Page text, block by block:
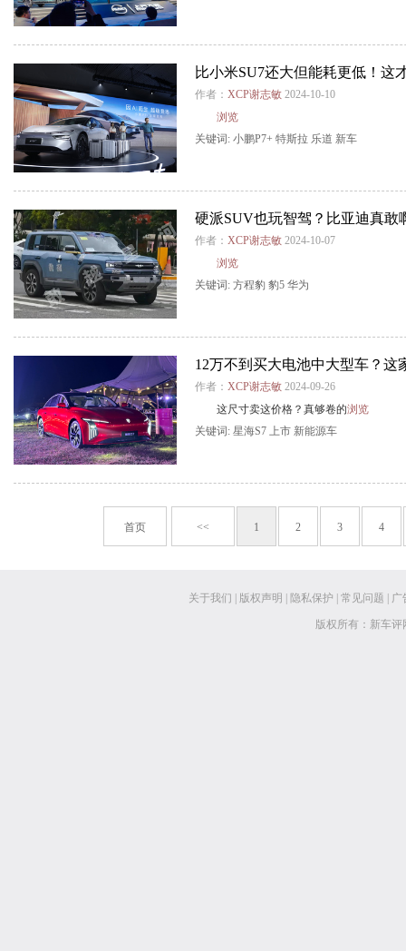
比小米SU7还大但能耗更低！这
作者： XCP谢志敏 2024-10-10
浏览
关键词: 小鹏P7+ 特斯拉 乐道 新车
硬派SUV也玩智驾？比亚迪真敢
作者： XCP谢志敏 2024-10-07
浏览
关键词: 方程豹 豹5 华为
12万不到买大电池中大型车？这
作者： XCP谢志敏 2024-09-26
这尺寸卖这价格？真够卷的浏览
关键词: 星海S7 上市 新能源车
首页 << 1 2 3 4
关于我们 版权声明 隐私保护 常见问题 广
版权所有：新车评